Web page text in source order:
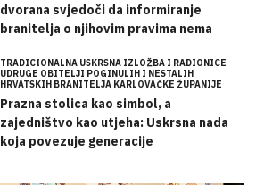
dvorana svjedoči da informiranje
branitelja o njihovim pravima nema
TRADICIONALNA USKRSNA IZLOŽBA I RADIONICE
UDRUGE OBITELJI POGINULIH I NESTALIH
HRVATSKIH BRANITELJA KARLOVAČKE ŽUPANIJE
Prazna stolica kao simbol, a
zajedništvo kao utjeha: Uskrsna nada
koja povezuje generacije